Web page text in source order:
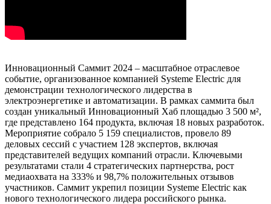
Инновационный Саммит 2024 – масштабное отраслевое
событие, организованное компанией Systeme Electric для
демонстрации технологического лидерства в
электроэнергетике и автоматизации. В рамках саммита был
создан уникальный Инновационный Хаб площадью 3 500 м²,
где представлено 164 продукта, включая 18 новых разработок.
Мероприятие собрало 5 159 специалистов, провело 89
деловых сессий с участием 128 экспертов, включая
представителей ведущих компаний отрасли. Ключевыми
результатами стали 4 стратегических партнерства, рост
медиаохвата на 333% и 98,7% положительных отзывов
участников. Саммит укрепил позиции Systeme Electric как
нового технологического лидера российского рынка.